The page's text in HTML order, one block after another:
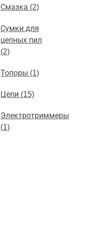
Смазка (2)
Сумки для
цепных пил
(2)
Топоры (1)
Цепи (15)
Электротриммеры
(1)